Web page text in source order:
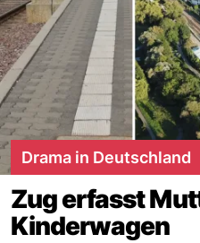
Drama in Deutschland
Zug erfasst
Kinderwagen